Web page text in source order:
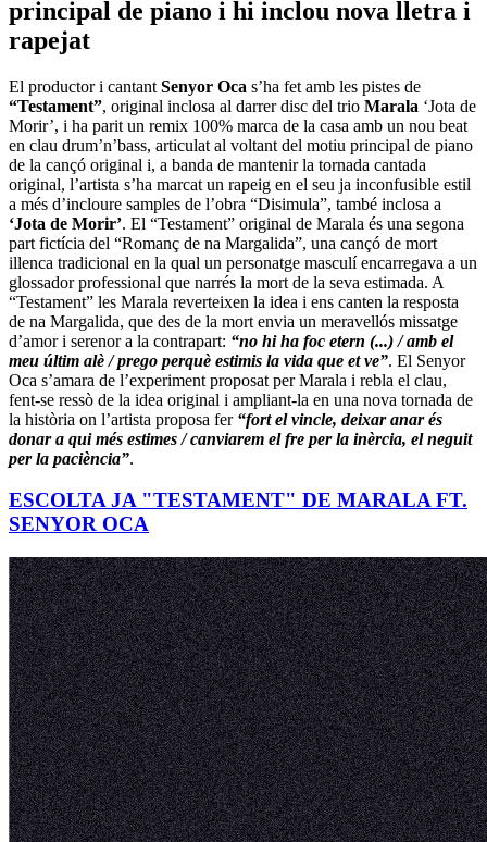
principal de piano i hi inclou nova lletra i
rapejat
El productor i cantant Senyor Oca s’ha fet amb les pistes de
“Testament”, original inclosa al darrer disc del trio Marala ‘Jota de
Morir’, i ha parit un remix 100% marca de la casa amb un nou beat
en clau drum’n’bass, articulat al voltant del motiu principal de piano
de la cançó original i, a banda de mantenir la tornada cantada
original, l’artista s’ha marcat un rapeig en el seu ja inconfusible estil
a més d’incloure samples de l’obra “Disimula”, també inclosa a
‘Jota de Morir’. El “Testament” original de Marala és una segona
part fictícia del “Romanç de na Margalida”, una cançó de mort
illenca tradicional en la qual un personatge masculí encarregava a un
glossador professional que narrés la mort de la seva estimada. A
“Testament” les Marala reverteixen la idea i ens canten la resposta
de na Margalida, que des de la mort envia un meravellós missatge
d’amor i serenor a la contrapart: “no hi ha foc etern (...) / amb el
meu últim alè / prego perquè estimis la vida que et ve”. El Senyor
Oca s’amara de l’experiment proposat per Marala i rebla el clau,
fent-se ressò de la idea original i ampliant-la en una nova tornada de
la història on l’artista proposa fer “fort el vincle, deixar anar és
donar a qui més estimes / canviarem el fre per la inèrcia, el neguit
per la paciència”.
ESCOLTA JA "TESTAMENT" DE MARALA FT.
SENYOR OCA